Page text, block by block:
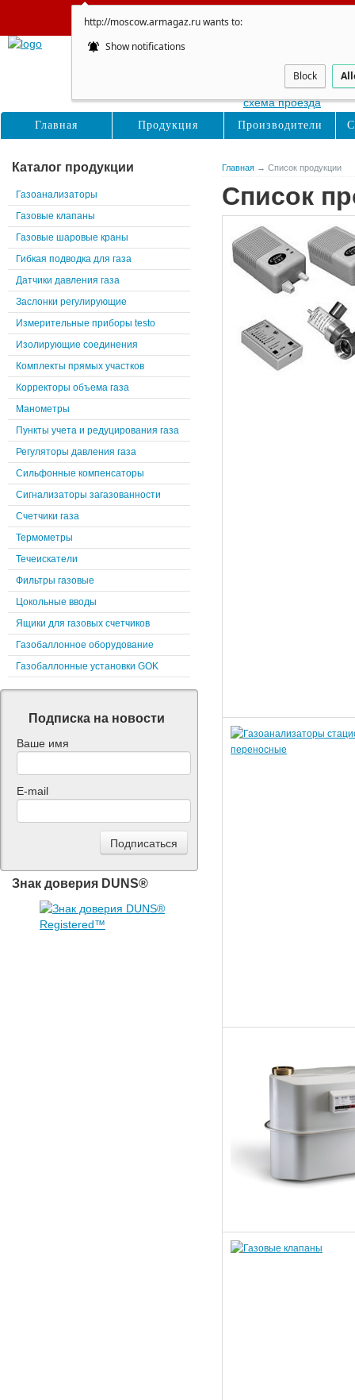
http://moscow.armagaz.ru wants to:
Show notifications
Block
Сайт не
Главная → Список продукции
Список
Каталог продукции
Газоанализаторы
Газовые клапаны
Газовые шаровые краны
Гибкая подводка для газа
Датчики давления газа
Заслонки регулирующие
Измерительные приборы testo
Изолирующие соединения
Комплекты прямых участков
Корректоры объема газа
Манометры
Пункты учета и редуцирования газа
Регуляторы давления газа
Сильфонные компенсаторы
Сигнализаторы загазованности
Счетчики газа
Термометры
Течеискатели
Фильтры газовые
Цокольные вводы
Ящики для газовых счетчиков
Газобаллонное оборудование
Газобаллонные установки GOK
Подписка на новости
Ваше имя
E-mail
Знак доверия DUNS®
Восточная, д. 16с1
схема проезда
Главная Продукция Производители